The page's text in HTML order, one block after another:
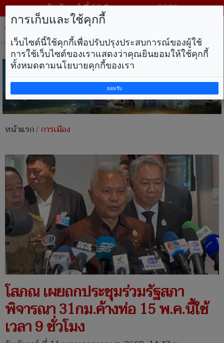
วันจันทร์ ที่ 10 สิงหาคม พ.ศ. 2569
หน้าแรก/การเมือง
โสภณ เผยถกประชุมร่วมรัฐสภา
พิจารณา 31กม.ค้างท่อ 15 พ.ค.นี้ใช้
เวลา 9 ชั่วโมง
การเก็บและใช้คุกกี้
เว็บไซต์นี้ใช้คุกกี้เพื่อปรับปรุงประสบการณ์ของผู้ใช้
การใช้เว็บไซต์ของเราแสดงว่าคุณยินยอมให้ใช้คุกกี้
ทั้งหมดตามนโยบายคุกกี้ของเรา
ยอมรับ